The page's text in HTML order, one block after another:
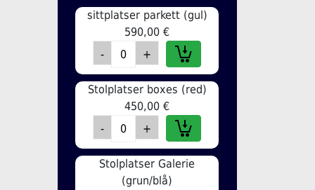
sittplatser parkett (gul)
590,00 €
Stolplatser boxes (red)
450,00 €
Stolplatser Galerie
(grun/blå)